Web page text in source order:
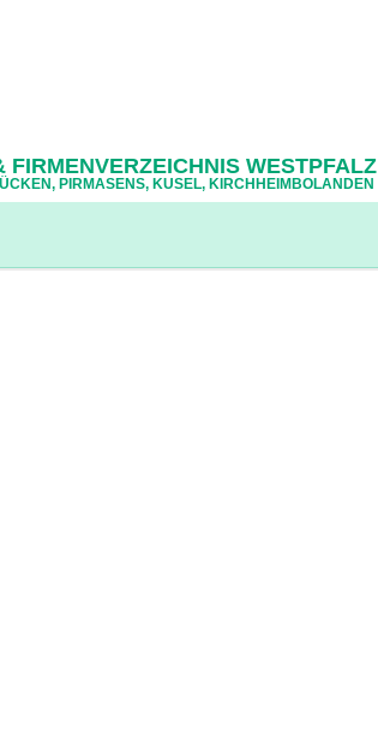
FIRMENVERZEICHNIS WESTPFALZ
PIRMASENS, KUSEL, KIRCHHEIMBOLANDEN